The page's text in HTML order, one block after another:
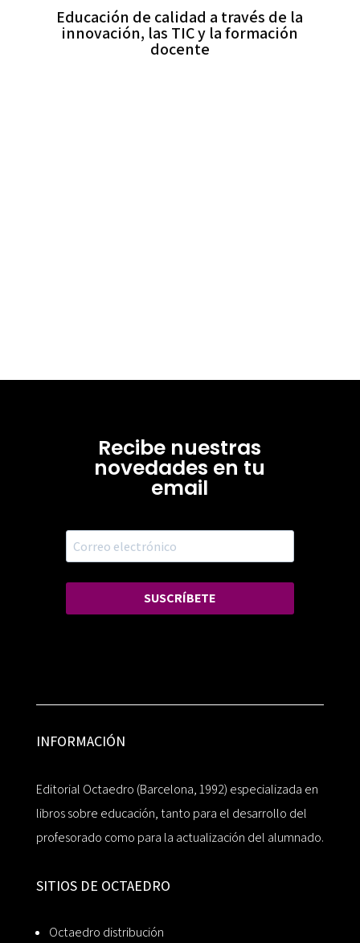
Educación de calidad a través de la
innovación, las TIC y la formación
docente
Recibe nuestras
novedades en tu
email
SUSCRÍBETE
INFORMACIÓN
Editorial Octaedro (Barcelona, 1992) especializada en
libros sobre educación, tanto para el desarrollo del
profesorado como para la actualización del alumnado.
SITIOS DE OCTAEDRO
Octaedro distribución